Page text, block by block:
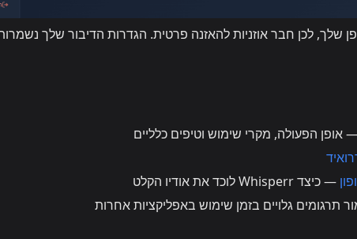
שלך, לכן חבר אוזניות להאזנה פרטית. הגדרות הדיבור שלך
אופן הפעולה, מקרי שימוש וטיפים כלליים
— כיצד Whisperr לוכד את אודיו הקלט
תרגומים גלויים בזמן שימוש באפליקציות אחרות